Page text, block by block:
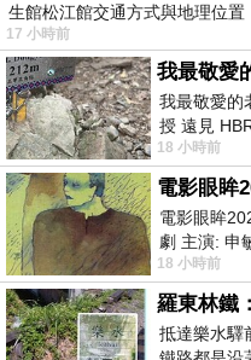
生館松江館交通方式與地理位置
17 小時前
我最敬愛的
授 遠見
老闆、遠見
18 小時前
電影眼眸
電影眼眸
劇 主演: 申
眸2026描述
18 小時前
羅東林鐵
抵達樂水驛